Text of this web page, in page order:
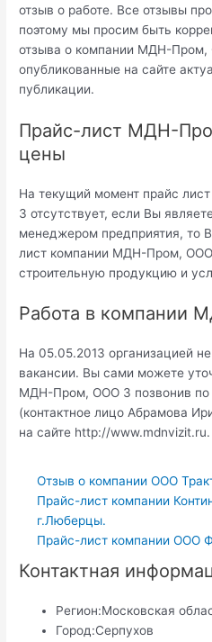
отзыв о работе. Все отзывы
поэтому мы просим быть
отзыва о компании МДН-
опубликованные на сайте
публикации.
Прайс-лист МДН-
цены
На текущий момент прайс
3 отсутствует, если Вы
менеджером предприятия, то
лист компании МДН-Пром,
строительную продукцию и
Работа в компании
На 05.05.2013 организацией
вакансии. Вы сами можете
МДН-Пром, ООО 3 позвонив по
(контактное лицо Абрамова
на сайте http://www.mdnvizit.ru.
Отзыв о компании ООО
Прайс-лист компании
г.Люберцы.
Прайс-лист компании ООО
Контактная
Регион:Московская
Город:Серпухов